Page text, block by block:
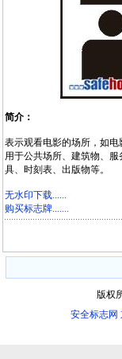
简介：
表示观看电影的场所，如电
用于公共场所、建筑物、
具、时刻表、出版物等。
无水印下载......
购买标志牌.......
版权
安全标志网